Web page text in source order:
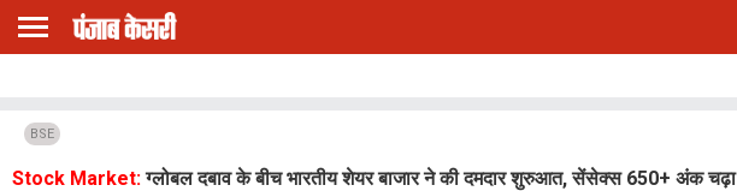
BSE
Stock Market:ग्लोबल दबाव के बीच भारतीय शेयर बाजार ने की दमदार शुरुआत, सेंसेक्स 650+ अंक चढ़ा